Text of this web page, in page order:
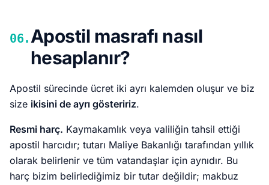
06. Apostil masrafı nasıl
hesaplanır?
Apostil sürecinde ücret iki ayrı kalemden oluşur ve biz
size ikisini de ayrı gösteririz.
Resmi harç. Kaymakamlık veya valiliğin tahsil ettiği
apostil harcıdır; tutarı Maliye Bakanlığı tarafından yıllık
olarak belirlenir ve tüm vatandaşlar için aynıdır. Bu
harç bizim belirlediğimiz bir tutar değildir; makbuz